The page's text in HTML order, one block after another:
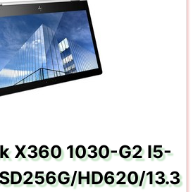
X360 1030-G2 I5-
HD620/13.3